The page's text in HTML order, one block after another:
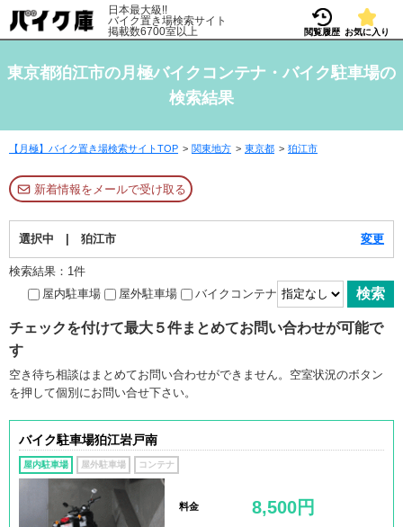
日本最大級!!
バイク置き場検索サイト
掲載数6700室以上
閲覧履歴 お気に入り
東京都狛江市の月極バイクコンテナ・バイク駐車場の
検索結果
【月極】バイク置き場検索サイトTOP 関東地方 東京都 狛江市
新着情報をメールで受け取る
選択中 | 狛江市 変更
検索結果：1件
屋内駐車場
屋外駐車場 バイクコンテナ
チェックを付けて最大５件まとめてお問い合わせが可能で
す
空き待ち相談はまとめてお問い合わせができません。空室状況のボタン
を押して個別にお問い合せ下さい。
バイク駐車場狛江岩戸南
屋内駐車場 屋外駐車場 コンテナ
料金 8,500円